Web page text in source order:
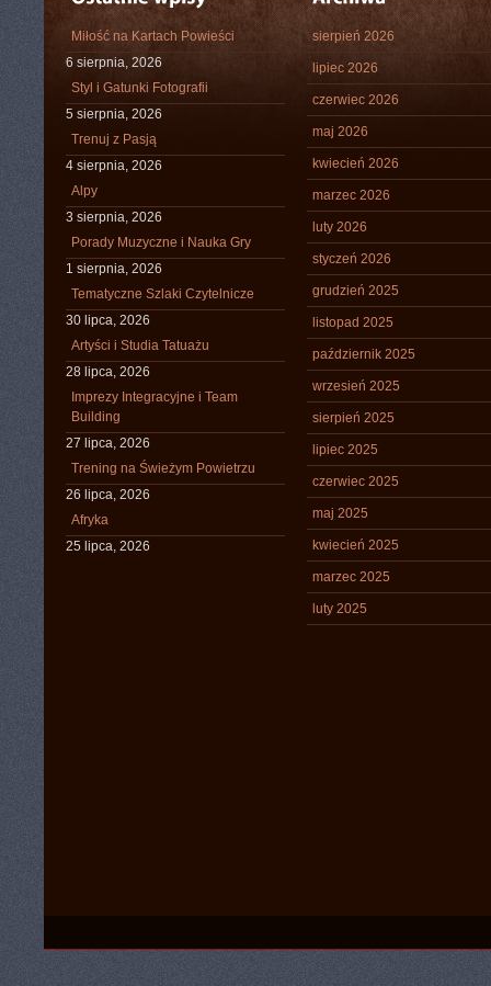
Miłość na Kartach Powieści
6 sierpnia, 2026
Styl i Gatunki Fotografii
5 sierpnia, 2026
Trenuj z Pasją
4 sierpnia, 2026
Alpy
3 sierpnia, 2026
Porady Muzyczne i Nauka Gry
1 sierpnia, 2026
Tematyczne Szlaki Czytelnicze
30 lipca, 2026
Artyści i Studia Tatuażu
28 lipca, 2026
Imprezy Integracyjne i Team
Building
27 lipca, 2026
Trening na Świeżym Powietrzu
26 lipca, 2026
Afryka
25 lipca, 2026
sierpień 2026
lipiec 2026
czerwiec 2026
maj 2026
kwiecień 2026
marzec 2026
luty 2026
styczeń 2026
grudzień 2025
listopad 2025
październik 2025
wrzesień 2025
sierpień 2025
lipiec 2025
czerwiec 2025
maj 2025
kwiecień 2025
marzec 2025
luty 2025